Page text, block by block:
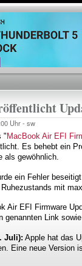
Uhr - sw
"MacBook Air EFI
Es behebt ein
als gewöhnlich.
ein Fehler
mit
Air EFI Firmware
genannten Link
Juli): Apple hat das
Eine neue Version